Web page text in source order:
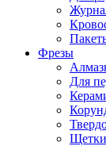
Фрезы
Для
Щетки